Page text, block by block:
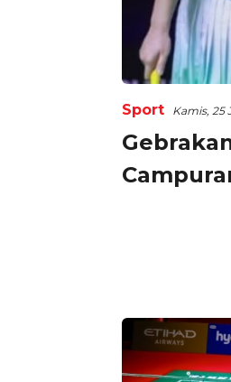
Sport Kamis, 25